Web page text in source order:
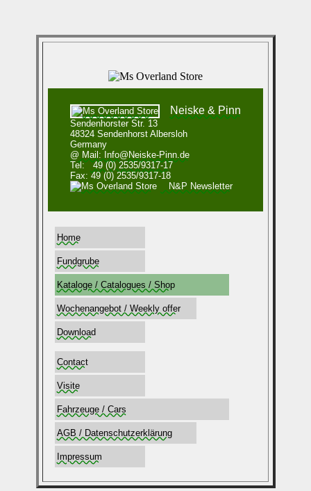
Neiske & Pinn
Sendenhorster Str. 13
48324 Sendenhorst Albersloh
Germany
@ Mail: Info@Neiske-Pinn.de
Tel: 49 (0) 2535/9317-17
Fax: 49 (0) 2535/9317-18
N&P Newsletter
Home
Fundgrube
Kataloge / Catalogues / Shop
Wochenangebot / Weekly offer
Download
Contact
Visite
Fahrzeuge / Cars
AGB / Datenschutzerklärung
Impressum